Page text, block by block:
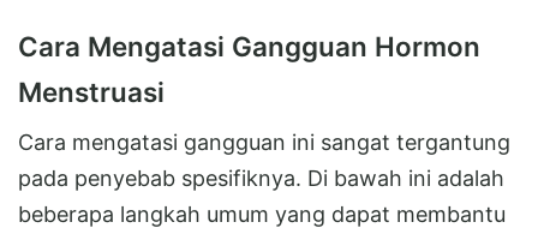
Cara Mengatasi Gangguan Hormon
Menstruasi
Cara mengatasi gangguan ini sangat tergantung
pada penyebab spesifiknya. Di bawah ini adalah
beberapa langkah umum yang dapat membantu